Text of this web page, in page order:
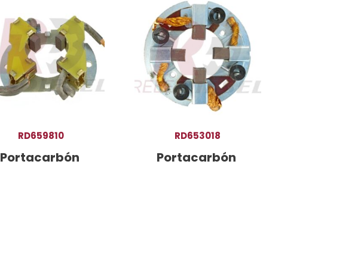
RD659810
Portacarbón
RD653018
Portacarbón